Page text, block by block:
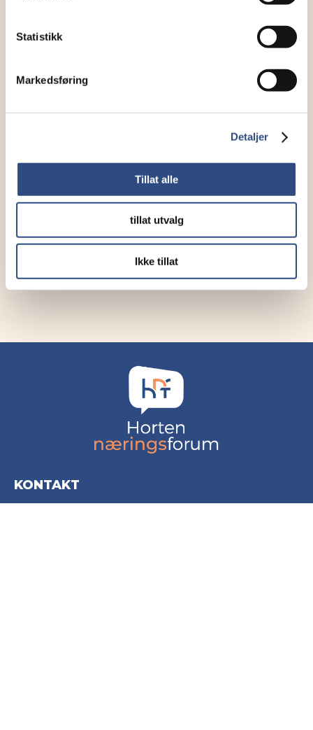
Statistikk
Markedsføring
Detaljer
Tillat alle
tillat utvalg
Ikke tillat
KONTAKT